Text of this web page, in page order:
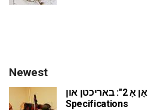
Newest
ווענטילאַטיאָן ברידער "טיאָן אָ 2": באריכטן און
Specifications